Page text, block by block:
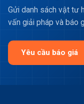
Gửi danh sách vật tư
vấn giải pháp và báo
Yêu cầu báo giá